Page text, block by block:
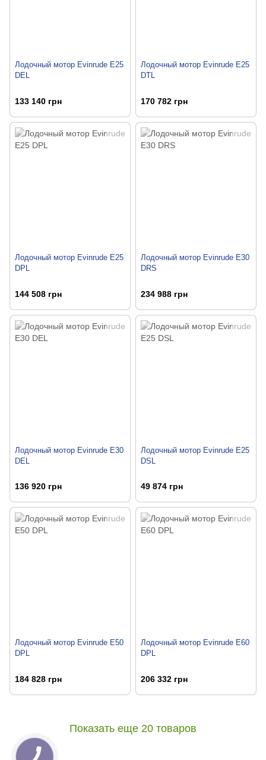
Лодочный мотор Evinrude E25
DEL
133 140 грн
Лодочный мотор Evinrude E25
DTL
170 782 грн
Лодочный мотор Evinrude E25
DPL
144 508 грн
Лодочный мотор Evinrude E30
DRS
234 988 грн
Лодочный мотор Evinrude E30
DEL
136 920 грн
Лодочный мотор Evinrude E25
DSL
49 874 грн
Лодочный мотор Evinrude E50
DPL
184 828 грн
Лодочный мотор Evinrude E60
DPL
206 332 грн
Показать еще 20 товаров